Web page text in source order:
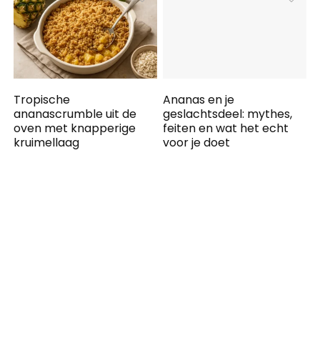
Tropische
ananascrumble uit de
oven met knapperige
kruimellaag
Ananas en je
geslachtsdeel: mythes,
feiten en wat het echt
voor je doet